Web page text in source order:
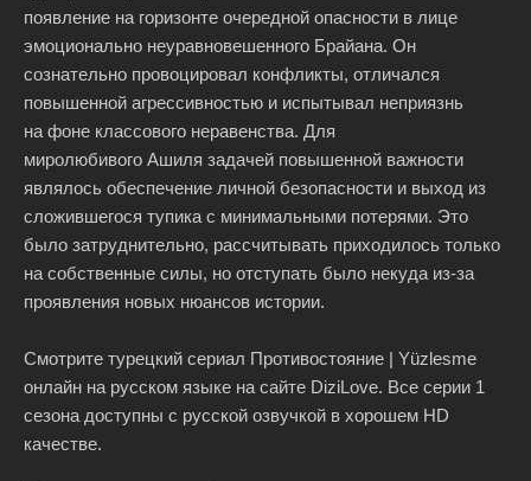
появление на горизонте очередной опасности в лице
эмоционально неуравновешенного Брайана. Он
сознательно провоцировал конфликты, отличался
повышенной агрессивностью и испытывал неприязнь
на фоне классового неравенства. Для
миролюбивого Ашиля задачей повышенной важности
являлось обеспечение личной безопасности и выход из
сложившегося тупика с минимальными потерями. Это
было затруднительно, рассчитывать приходилось только
на собственные силы, но отступать было некуда из-за
проявления новых нюансов истории.
Смотрите турецкий сериал Противостояние | Yüzlesme
онлайн на русском языке на сайте DiziLove. Все серии 1
сезона доступны с русской озвучкой в хорошем HD
качестве.